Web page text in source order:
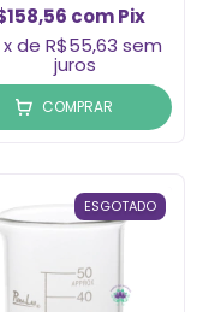
com Pix
x deR$55,63 sem
juros
COMPRAR
ESGOTADO